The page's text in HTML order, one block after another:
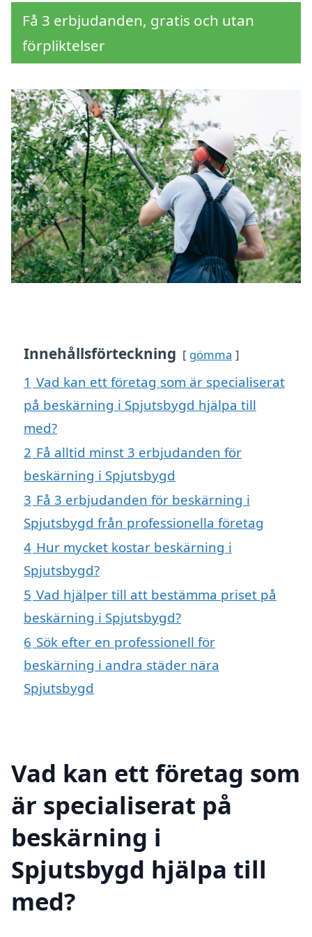
Få 3 erbjudanden, gratis och utan
förpliktelser
Innehållsförteckning gömma
1 Vad kan ett företag som är specialiserat
på beskärning i Spjutsbygd hjälpa till
med?
2 Få alltid minst 3 erbjudanden för
beskärning i Spjutsbygd
3 Få 3 erbjudanden för beskärning i
Spjutsbygd från professionella företag
4 Hur mycket kostar beskärning i
Spjutsbygd?
5 Vad hjälper till att bestämma priset på
beskärning i Spjutsbygd?
6 Sök efter en professionell för
beskärning i andra städer nära
Spjutsbygd
Vad kan ett företag som
är specialiserat på
beskärning i
Spjutsbygd hjälpa till
med?